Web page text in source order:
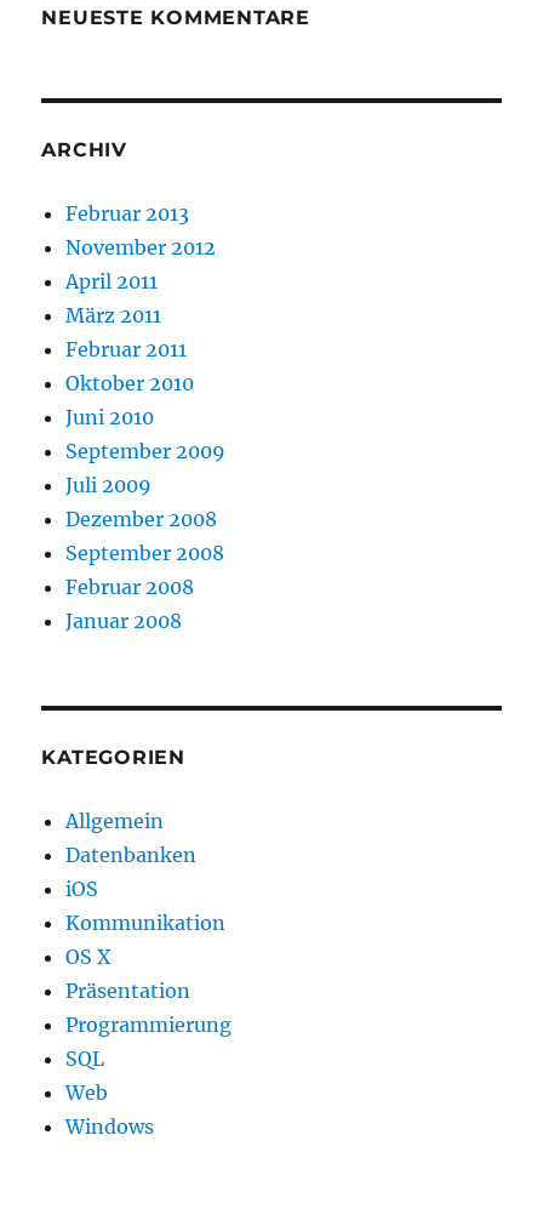
NEUESTE KOMMENTARE
ARCHIV
Februar 2013
November 2012
April 2011
März 2011
Februar 2011
Oktober 2010
Juni 2010
September 2009
Juli 2009
Dezember 2008
September 2008
Februar 2008
Januar 2008
KATEGORIEN
Allgemein
Datenbanken
iOS
Kommunikation
OS X
Präsentation
Programmierung
SQL
Web
Windows